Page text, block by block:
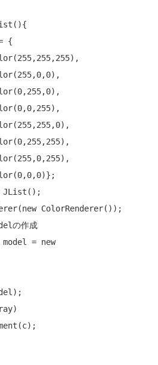
new ColorRenderer());
の作成
model =
new